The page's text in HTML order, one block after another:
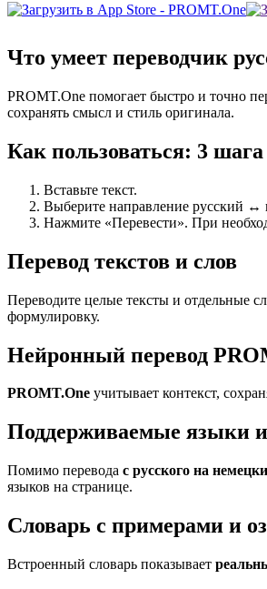
Что умеет переводчик
PROMT.One помогает быстро и точно
сохранять смысл и стиль оригинала.
Как пользоваться: 3 шага
Вставьте текст.
Выберите направление русский ↔
Нажмите «Перевести». При
Перевод текстов и слов
Переводите целые тексты и отдельные
формулировку.
Нейронный перевод
PROMT.One учитывает контекст,
Поддерживаемые языки
Помимо перевода с русского на
языков на странице.
Словарь с примерами и
Встроенный словарь показывает